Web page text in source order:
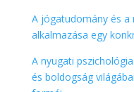
A jógatudomány és a
alkalmazása egy
A nyugati
és boldogság